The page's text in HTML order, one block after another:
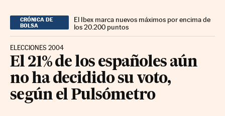
CRÓNICA DE
BOLSA
El Ibex marca nuevos máximos por encima de
los 20.200 puntos
ELECCIONES 2004
El 21% de los españoles aún
no ha decidido su voto,
según el Pulsómetro